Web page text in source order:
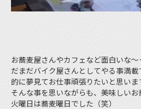
お蕎麦屋さんやカフェなど面白いな〜
だまだバイク屋さんとしてやる事満
的に夢見てお仕事頑張りたいと思いま
そんな事を思いながらも、美味しいお
火曜日は蕎麦曜日でした（笑）